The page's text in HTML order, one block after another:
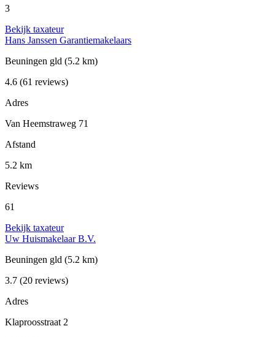
3
Bekijk taxateur
Hans Janssen Garantiemakelaars
Beuningen gld (5.2 km)
4.6 (61 reviews)
Adres
Van Heemstraweg 71
Afstand
5.2 km
Reviews
61
Bekijk taxateur
Uw Huismakelaar B.V.
Beuningen gld (5.2 km)
3.7 (20 reviews)
Adres
Klaproosstraat 2